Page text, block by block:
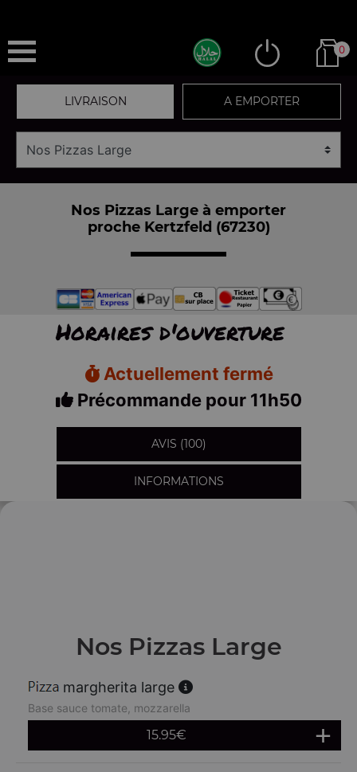
0
LIVRAISON A EMPORTER
Nos Pizzas Large à emporter
proche Kertzfeld (67230)
Horaires d'ouverture
Actuellement fermé
Précommande pour 11h50
AVIS (100)
INFORMATIONS
Nos Pizzas Large
margherita large
Base sauce tomate, mozzarella
15.95€